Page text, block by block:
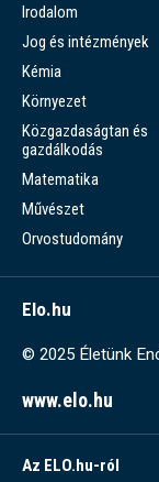
Irodalom
Jog és intézmények
Kémia
Környezet
Közgazdaságtan és
gazdálkodás
Matematika
Művészet
Orvostudomány
Elo.hu
© 2025 Életünk
www.elo.hu
Az ELO.hu-ról